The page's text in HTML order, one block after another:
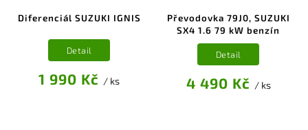
Diferenciál SUZUKI IGNIS
1 990 Kč / ks
Detail
Převodovka 79J0, SUZUKI
SX4 1.6 79 kW benzín
4 490 Kč / ks
Detail